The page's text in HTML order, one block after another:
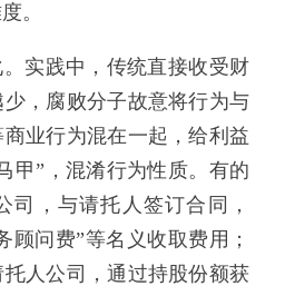
。
实践中，传统直接收受财
，腐败分子故意将行为与
业行为混在一起，给利益
甲”，混淆行为性质。有的
司，与请托人签订合同，
顾问费”等名义收取费用；
人公司，通过持股份额获